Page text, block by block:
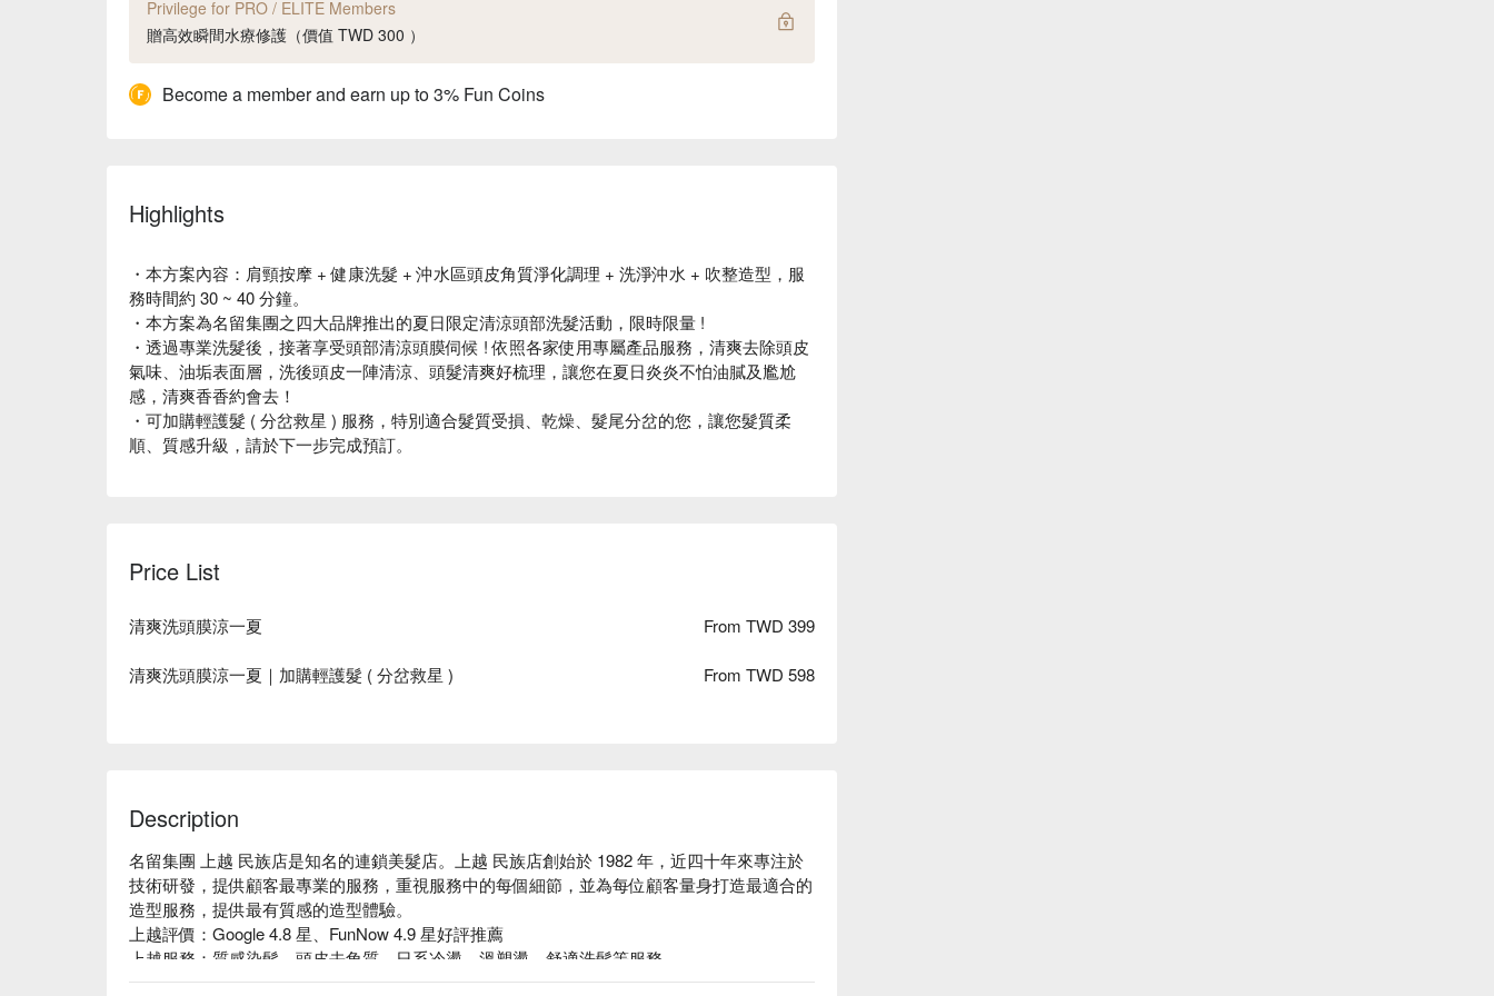
Privilege for PRO / ELITE Members
贈高效瞬間水療修護（價值 TWD 300 ）
Become a member and earn up to 3% Fun Coins
Highlights
・本方案內容：肩頸按摩 + 健康洗髮 + 沖水區頭皮角質淨化調理 + 洗淨沖水 + 吹整造型，服
務時間約 30 ~ 40 分鐘。
・本方案為名留集團之四大品牌推出的夏日限定清涼頭部洗髮活動，限時限量 !
・透過專業洗髮後，接著享受頭部清涼頭膜伺候 ! 依照各家使用專屬產品服務，清爽去除頭皮
氣味、油垢表面層，洗後頭皮一陣清涼、頭髮清爽好梳理，讓您在夏日炎炎不怕油膩及尷尬
感，清爽香香約會去！
・可加購輕護髮 ( 分岔救星 ) 服務，特別適合髮質受損、乾燥、髮尾分岔的您，讓您髮質柔
順、質感升級，請於下一步完成預訂。
Price List
清爽洗頭膜涼一夏 From TWD 399
清爽洗頭膜涼一夏｜加購輕護髮 ( 分岔救星 ) From TWD 598
Description
名留集團 上越 民族店是知名的連鎖美髮店。上越 民族店創始於 1982 年，近四十年來專注於
技術研發，提供顧客最專業的服務，重視服務中的每個細節，並為每位顧客量身打造最適合的
造型服務，提供最有質感的造型體驗。
上越評價：Google 4.8 星、FunNow 4.9 星好評推薦
上越服務：質感染髮、頭皮去角質、日系冷燙、溫塑燙、舒適洗髮等服務。
上越推薦：上越專於專業的造型項目，親切、專業、細心，聆聽顧客的所有需求。